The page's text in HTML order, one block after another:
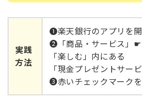
実践
方法
➊楽天銀行のアプリを開
➋「商品・サービス」
「楽しむ」内にある
「現金プレゼントサー
➌赤いチェックマークを